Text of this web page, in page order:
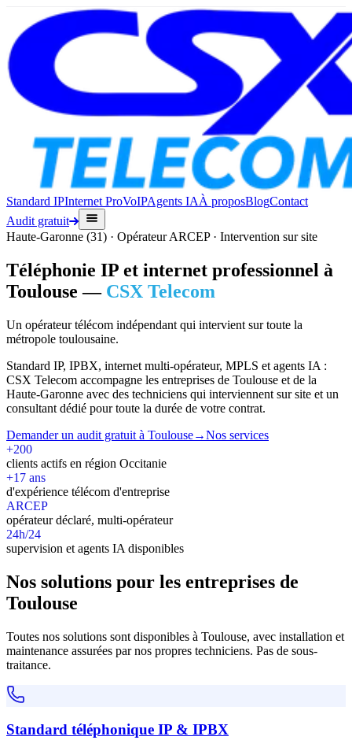
Standard IPInternet ProVoIPAgents IAÀ proposBlogContact
Audit gratuit
Haute-Garonne (31) · Opérateur ARCEP · Intervention sur site
Téléphonie IP et internet professionnel à
Toulouse — CSX Telecom
Un opérateur télécom indépendant qui intervient sur toute la
métropole toulousaine.
Standard IP, IPBX, internet multi-opérateur, MPLS et agents IA :
CSX Telecom accompagne les entreprises de Toulouse et de la
Haute-Garonne avec des techniciens qui interviennent sur site et un
consultant dédié pour toute la durée de votre contrat.
Demander un audit gratuit à Toulouse→Nos services
+200
clients actifs en région Occitanie
+17 ans
d'expérience télécom d'entreprise
ARCEP
opérateur déclaré, multi-opérateur
24h/24
supervision et agents IA disponibles
Nos solutions pour les entreprises de
Toulouse
Toutes nos solutions sont disponibles à Toulouse, avec installation et
maintenance assurées par nos propres techniciens. Pas de sous-
traitance.
Standard téléphonique IP & IPBX